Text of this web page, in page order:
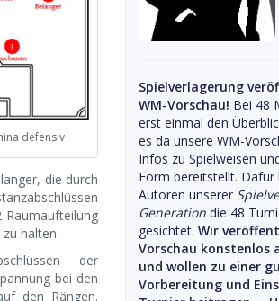
defensiv
die durch
halten.
der
bei den
den Rängen.
Spielverlagerung
WM-Vorschau! Bei 48
erst einmal den
es da unsere WM-
Infos zu Spielweisen
Form bereitstellt.
Autoren unserer
Generation die 48
gesichtet. Wir
Vorschau konstenlos
und wollen zu einer
Vorbereitung und